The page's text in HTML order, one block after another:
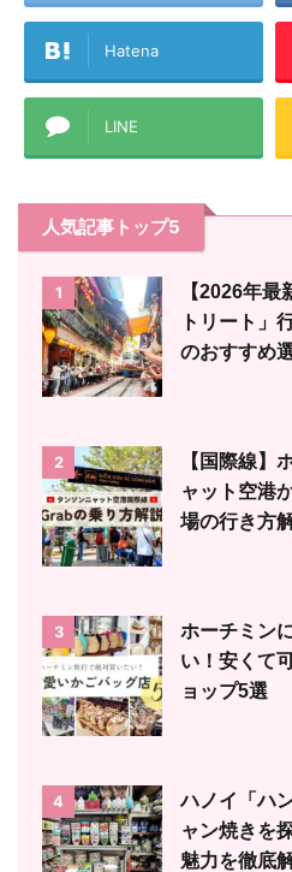
Hatena
LINE
人気記事トップ5
1
【2026年
トリート」
のおすすめ
2
【国際線】
ャット空港
場の行き方
3
ホーチミン
い！安くて
ョップ5選
4
ハノイ「ハ
ャン焼きを
魅力を徹底